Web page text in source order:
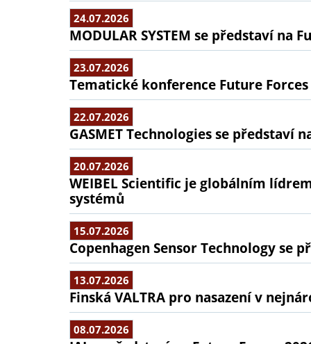
24.07.2026
MODULAR SYSTEM se představí na
23.07.2026
Tematické konference Future
22.07.2026
GASMET Technologies se představí
20.07.2026
WEIBEL Scientific je globálním
systémů
15.07.2026
Copenhagen Sensor Technology se
13.07.2026
Finská VALTRA pro nasazení v
08.07.2026